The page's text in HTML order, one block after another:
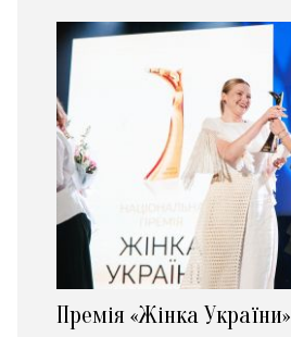
Премія «Жінка України»